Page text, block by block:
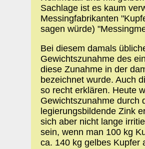
Sachlage ist es kaum
Messingfabrikanten
sagen würde)
Bei diesem damals
Gewichtszunahme des
diese Zunahme in der
bezeichnet wurde. Auch
so recht erklären. Heute
Gewichtszunahme durch
legierungsbildende Zink
sich aber nicht lange
sein, wenn man 100 kg
ca. 140 kg gelbes Kupfer